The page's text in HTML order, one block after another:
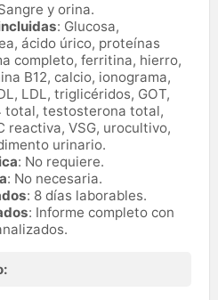
y orina.
: Glucosa,
ácido úrico, proteínas
completo, ferritina, hierro,
B12, calcio, ionograma,
LDL, triglicéridos, GOT,
total, testosterona total,
reactiva, VSG, urocultivo,
urinario.
: No requiere.
: No necesaria.
: 8 días laborables.
: Informe completo con